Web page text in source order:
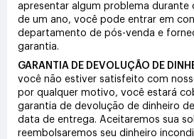
apresentar algum problema durante
de um ano, você pode entrar em
departamento de pós-venda e
garantia.
GARANTIA DE DEVOLUÇÃO DE
você não estiver satisfeito com
por qualquer motivo, você estará
garantia de devolução de dinheiro
data de entrega. Aceitaremos sua
reembolsaremos seu dinheiro